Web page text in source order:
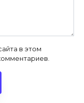
в этом